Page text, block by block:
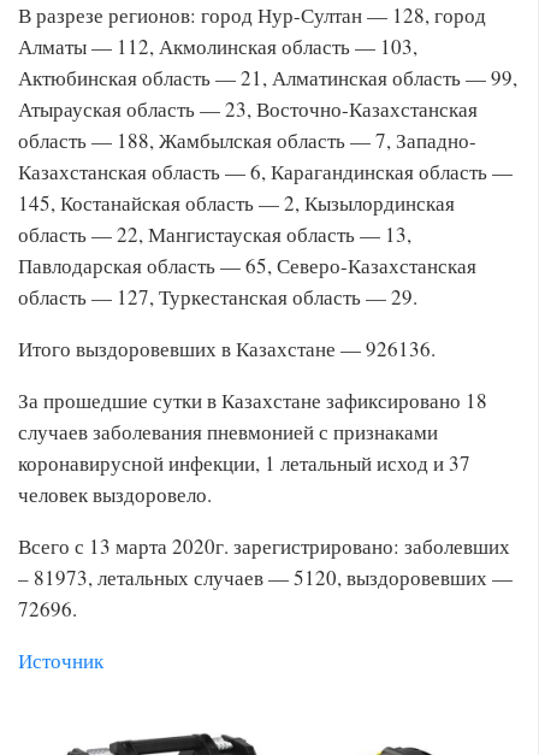
В разрезе регионов: город Нур-Султан — 128, город
Алматы — 112, Акмолинская область — 103,
Актюбинская область — 21, Алматинская область — 99,
Атырауская область — 23, Восточно-Казахстанская
область — 188, Жамбылская область — 7, Западно-
Казахстанская область — 6, Карагандинская область —
145, Костанайская область — 2, Кызылординская
область — 22, Мангистауская область — 13,
Павлодарская область — 65, Северо-Казахстанская
область — 127, Туркестанская область — 29.
Итого выздоровевших в Казахстане — 926136.
За прошедшие сутки в Казахстане зафиксировано 18
случаев заболевания пневмонией с признаками
коронавирусной инфекции, 1 летальный исход и 37
человек выздоровело.
Всего с 13 марта 2020г. зарегистрировано: заболевших
– 81973, летальных случаев — 5120, выздоровевших —
72696.
Источник